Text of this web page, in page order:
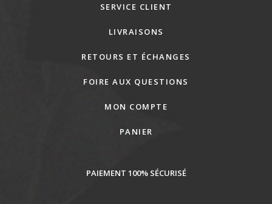
SERVICE CLIENT
LIVRAISONS
RETOURS ET ÉCHANGES
FOIRE AUX QUESTIONS
MON COMPTE
PANIER
PAIEMENT 100% SÉCURISÉ